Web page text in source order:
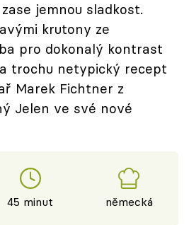
jemnou sladkost.
krutony ze
pro dokonalý kontrast
trochu netypický recept
Marek Fichtner z
Jelen ve své nové
45 minut německá